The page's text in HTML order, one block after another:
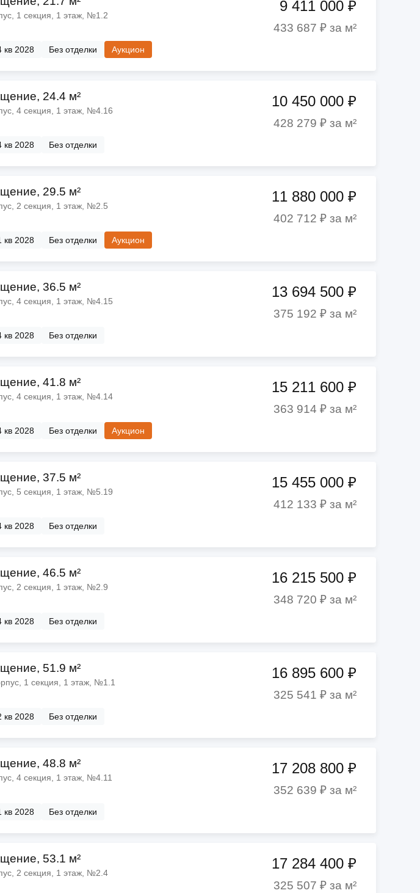
1 секция, 1 этаж, №1.2
кв 2028 Без отделки Аукцион
9 411 000 ₽
433 687 ₽ за м²
24.4 м²
4 секция, 1 этаж, №4.16
кв 2028 Без отделки
10 450 000 ₽
428 279 ₽ за м²
29.5 м²
2 секция, 1 этаж, №2.5
кв 2028 Без отделки Аукцион
11 880 000 ₽
402 712 ₽ за м²
36.5 м²
4 секция, 1 этаж, №4.15
кв 2028 Без отделки
13 694 500 ₽
375 192 ₽ за м²
41.8 м²
4 секция, 1 этаж, №4.14
кв 2028 Без отделки Аукцион
15 211 600 ₽
363 914 ₽ за м²
37.5 м²
5 секция, 1 этаж, №5.19
кв 2028 Без отделки
15 455 000 ₽
412 133 ₽ за м²
46.5 м²
2 секция, 1 этаж, №2.9
кв 2028 Без отделки
16 215 500 ₽
348 720 ₽ за м²
51.9 м²
1 секция, 1 этаж, №1.1
кв 2028 Без отделки
16 895 600 ₽
325 541 ₽ за м²
48.8 м²
4 секция, 1 этаж, №4.11
кв 2028 Без отделки
17 208 800 ₽
352 639 ₽ за м²
53.1 м²
2 секция, 1 этаж, №2.4
17 284 400 ₽
325 507 ₽ за м²